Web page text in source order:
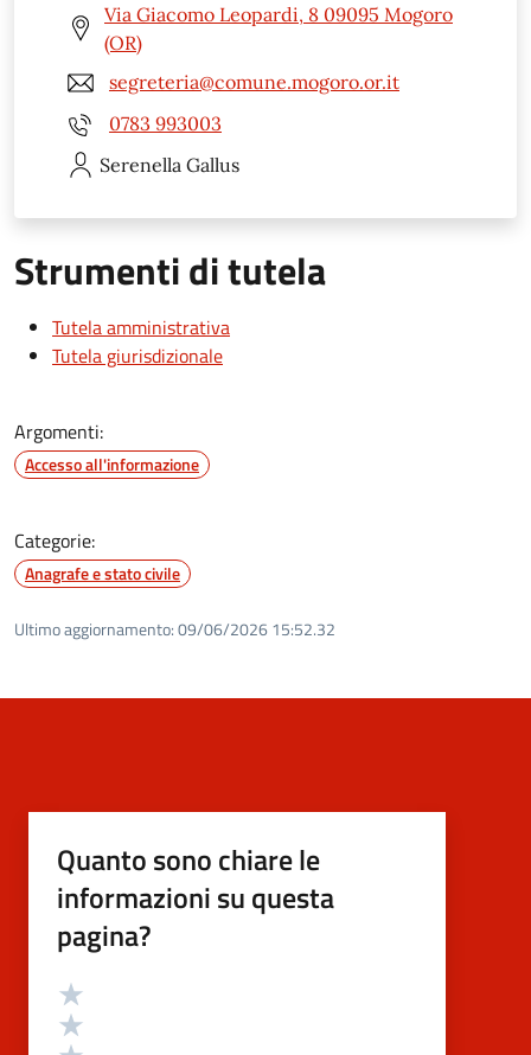
Via Giacomo Leopardi, 8 09095 Mogoro
(OR)
segreteria@comune.mogoro.or.it
0783 993003
Serenella Gallus
Strumenti di tutela
Tutela amministrativa
Tutela giurisdizionale
Argomenti:
Accesso all'informazione
Categorie:
Anagrafe e stato civile
Ultimo aggiornamento:09/06/2026 15:52.32
Quanto sono chiare le
informazioni su questa
pagina?
Valutazione